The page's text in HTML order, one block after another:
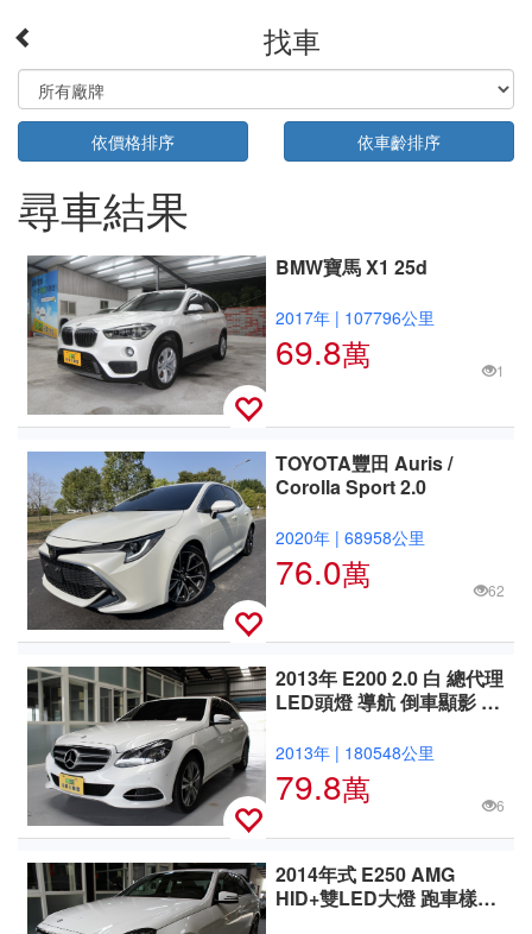
找車
依價格排序 依車齡排序
尋車結果
BMW寶馬 X1 25d
2017年 | 107796公里
69.8萬 1
TOYOTA豐田 Auris /
Corolla Sport 2.0
2020年 |68958公里
76.0萬 62
2013年 E200 2.0 白 總代理
LED頭燈 導航 倒車顯影 天
2013年 | 180548公里
79.8萬 6
2014年式 E250 AMG
HID+雙LED大燈 跑車樣式